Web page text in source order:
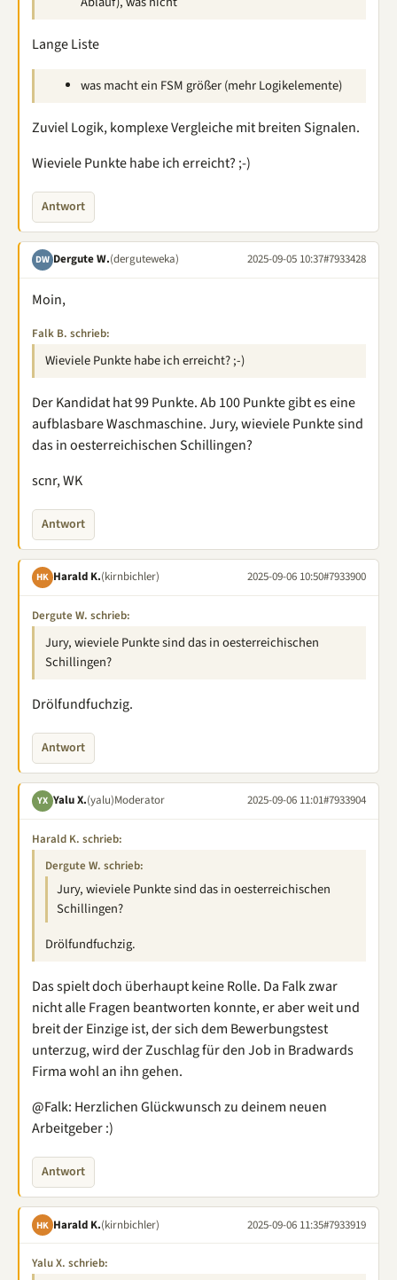
Lange Liste
was macht ein FSM größer (mehr Logikelemente)
Zuviel Logik, komplexe Vergleiche mit breiten Signalen.
Wieviele Punkte habe ich erreicht? ;-)
Antwort
DW Dergute W.(derguteweka) 2025-09-05 10:37#7933428
Moin,
Falk B. schrieb:
Wieviele Punkte habe ich erreicht? ;-)
Der Kandidat hat 99 Punkte. Ab 100 Punkte gibt es eine
aufblasbare Waschmaschine. Jury, wieviele Punkte sind
das in oesterreichischen Schillingen?
scnr, WK
Antwort
HK Harald K.(kirnbichler) 2025-09-06 10:50#7933900
Dergute W. schrieb:
Jury, wieviele Punkte sind das in oesterreichischen
Schillingen?
Drölfundfuchzig.
Antwort
YX Yalu X.(yalu)Moderator 2025-09-06 11:01#7933904
Harald K. schrieb:
Dergute W. schrieb:
Jury, wieviele Punkte sind das in oesterreichischen
Schillingen?
Drölfundfuchzig.
Das spielt doch überhaupt keine Rolle. Da Falk zwar
nicht alle Fragen beantworten konnte, er aber weit und
breit der Einzige ist, der sich dem Bewerbungstest
unterzug, wird der Zuschlag für den Job in Bradwards
Firma wohl an ihn gehen.
@Falk: Herzlichen Glückwunsch zu deinem neuen
Arbeitgeber :)
Antwort
HK Harald K.(kirnbichler) 2025-09-06 11:35#7933919
Yalu X. schrieb: